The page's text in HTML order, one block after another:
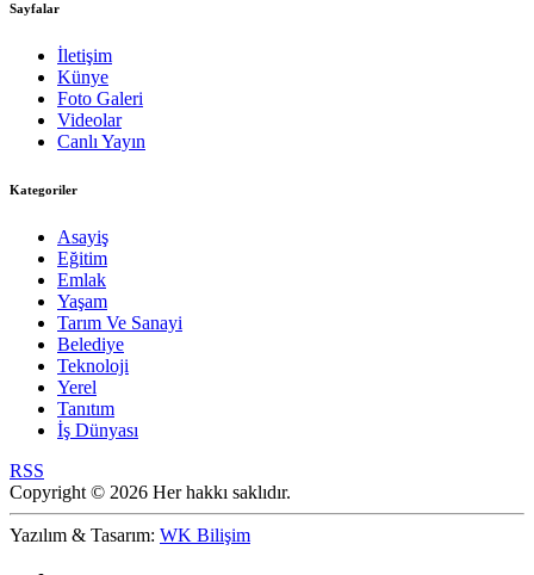
Sayfalar
İletişim
Künye
Foto Galeri
Videolar
Canlı Yayın
Kategoriler
Asayiş
Eğitim
Emlak
Yaşam
Tarım Ve Sanayi
Belediye
Teknoloji
Yerel
Tanıtım
İş Dünyası
RSS
Copyright © 2026 Her hakkı saklıdır.
Yazılım & Tasarım: WK Bilişim